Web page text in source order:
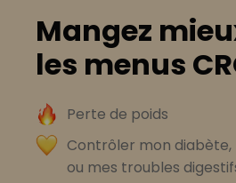
Mangez
les menus
Perte de poids
Contrôler mon
ou mes troubles